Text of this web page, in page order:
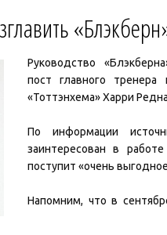
Руководство
пост главного
«Тоттэнхема»Харри
По информации
заинтересован в
поступит «очень
Напомним, что в